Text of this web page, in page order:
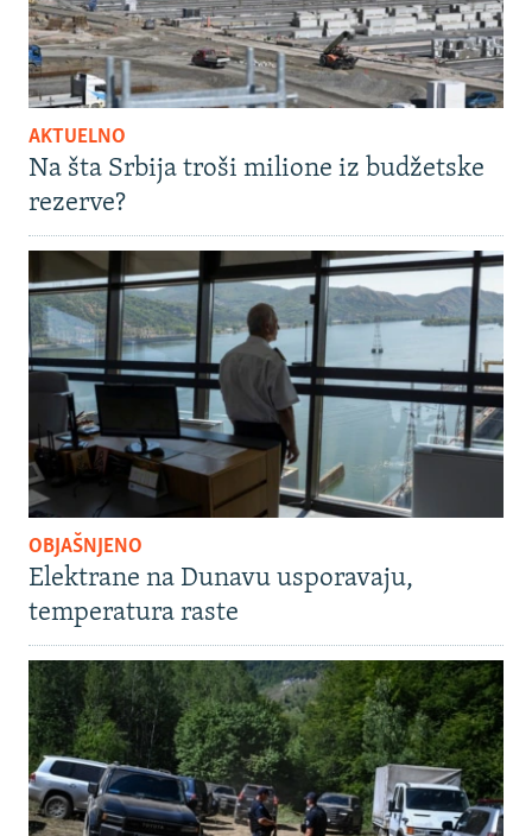
AKTUELNO
Na šta Srbija troši milione iz budžetske
rezerve?
OBJAŠNJENO
Elektrane na Dunavu usporavaju,
temperatura raste